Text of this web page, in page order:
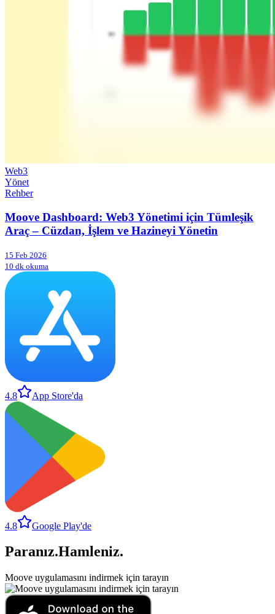
Web3
Yönet
Rehber
Moove Dashboard: Web3 Yönetimi için Tümleşik
Araç – Cüzdan, İşlem ve Hazineyi Yönetin
15 Feb 2026
10 dk okuma
4.8 App Store'da
4.8 Google Play'de
Paranız.Hamleniz.
Moove uygulamasını indirmek için tarayın